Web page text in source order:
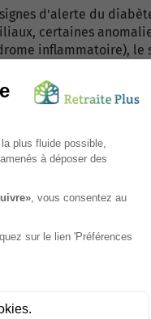
d'alerte du
certaines
inflammatoire), le
arriver qu'il y ait
coronarienne,
membres inférieurs),
En ce qui
sont que
par la suite faire
En effet toutes
souffrant
dans le sang comme